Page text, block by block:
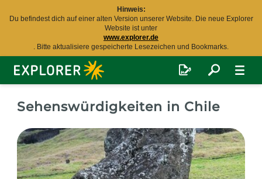
Hinweis:
Du befindest dich auf einer alten Version unserer Website. Die neue Explorer
Website ist unter
www.explorer.de
. Bitte aktualisiere gespeicherte Lesezeichen und Bookmarks.
Explorer
Fernreisen
Sehenswürdigkeiten in Chile